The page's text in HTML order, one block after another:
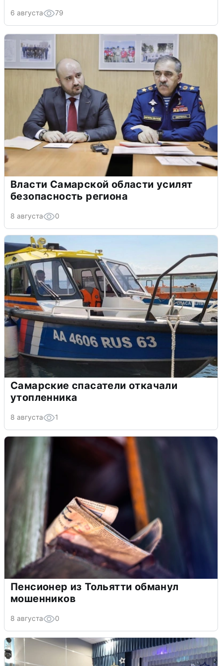
6 августа 79
Власти Самарской области усилят
безопасность региона
8 августа 0
Самарские спасатели откачали
утопленника
8 августа 1
Пенсионер из Тольятти обманул
мошенников
8 августа 0